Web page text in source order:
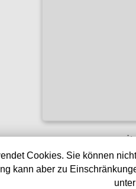
Vixen
Swingkleid
Stil der 50iger
Cookies. Sie können
kann aber zu